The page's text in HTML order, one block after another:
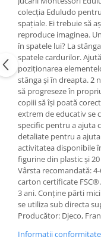
colecția Eduludo
spațiale. Ei trebuie să
reproduce imaginea.
în spatele lui? La
spatele cardurilor.
poziționarea
stânga și în dreapta. 2
să progreseze în
copiii să își poată
extrem de educativ se
specific pentru a ajuta
detaliate pentru a
activitatea disponibile
figurine din plastic și
Vârsta recomandată:
carton certificate
3 ani. Conține părti
se utiliza sub directa
Producător: Djeco,
Informatii